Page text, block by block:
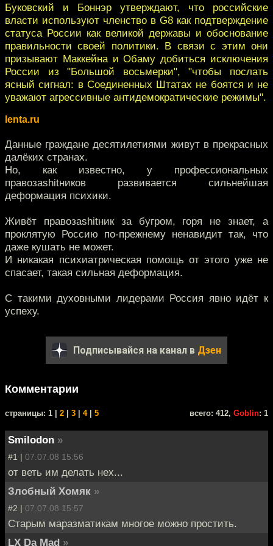
Буковский и Боннэр утверждают, что российские
власти используют членство в G8 как подтверждение
статуса России как великой державы и обоснование
правильности своей политики. В связи с этим они
призывают Маккейна и Обаму добиться исключения
России из "Большой восьмерки", "чтобы послать
ясный сигнал: в Соединенных Штатах не боятся и не
уважают агрессивные антидемократические режимы".
lenta.ru
Данные граждане десятилетиями живут в прекрасных
далёких странах.
Но, как известно, у профессиональных
правозаshitников развивается сильнейшая
деформация психики.
Живёт правозаshitник за бугром, горя не знает, а
проклятую Россию по-прежнему ненавидит так, что
даже кушать не может.
И никакая психиатрическая помощь от этого уже не
спасает, такая сильная деформация.
С такими духовными лидерами Россия явно идёт к
успеху.
Подписывайся на канал в Дзен
Комментарии
cтраницы: 1 | 2 3 4| 5 всего: 412, Goblin: 1
Smilodon »
#1 | 07.07.08 15:56
от веть им делать нех...
Злобный Хомяк »
#2 | 07.07.08 15:57
Старым маразматикам многое можно простить.
LX Da Mad »